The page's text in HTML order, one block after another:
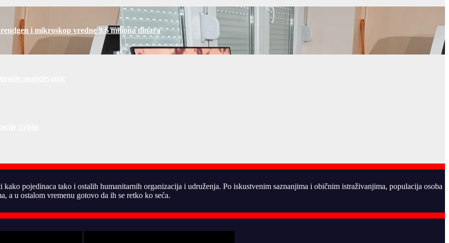
i mikroskop vredne 9,6 miliona dinara
pojedinaca tako i ostalih humanitarnih organizacija i udruženja. Po iskustvenim saznanjima i običnim istraživanjima, populacija osoba
a u ostalom vremenu gotovo da ih se retko ko seća.